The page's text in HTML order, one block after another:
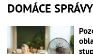
DOMÁCE SPRÁVY